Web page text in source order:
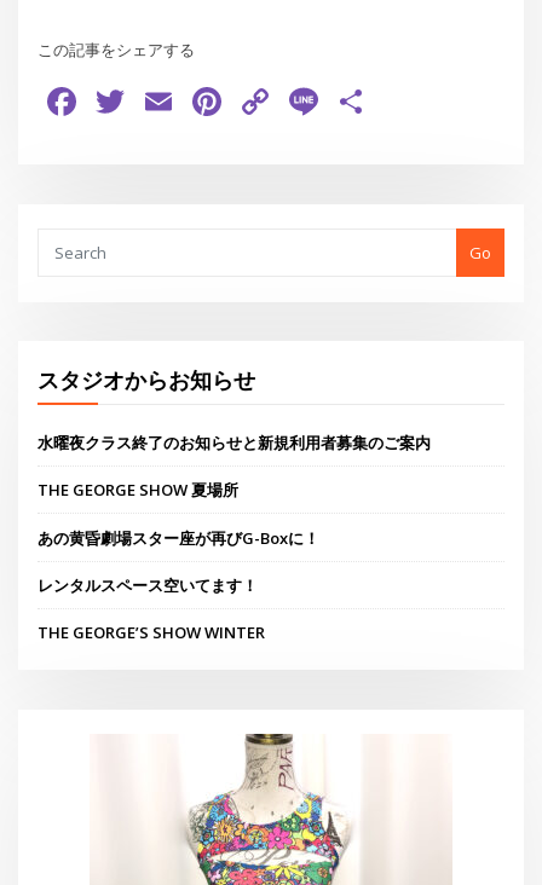
この記事をシェアする
Facebook
Twitter
EmailPinterest
Copy
Line
Go
スタジオからお知らせ
水曜夜クラス終了のお知らせと新規利用者募集のご案内
THE GEORGE SHOW 夏場所
あの黄昏劇場スター座が再びG-Boxに！
レンタルスペース空いてます！
THE GEORGE’S SHOW WINTER